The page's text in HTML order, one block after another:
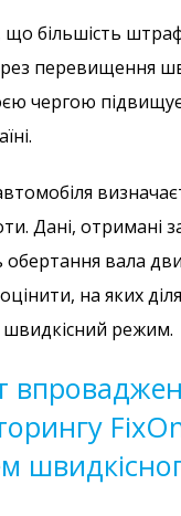
більшість
перевищення
чергою підвищує
Дані, отримані
вала
на яких
режим.